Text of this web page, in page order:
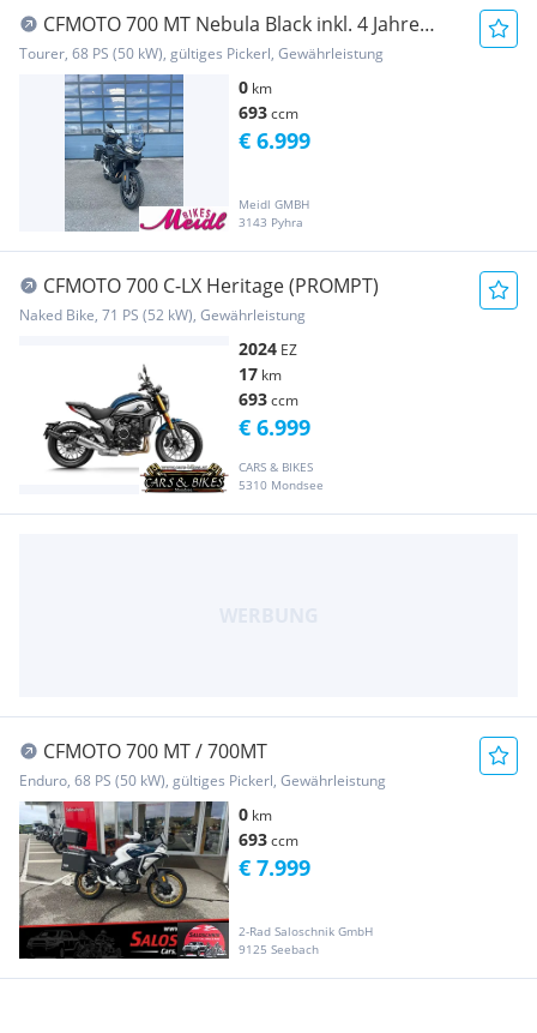
CFMOTO 700 MT Nebula Black inkl. 4 Jahre
Garantie! +++...
Tourer, 68 PS (50 kW), gültiges Pickerl, Gewährleistung
0 km
693ccm
Meidl GMBH
3143 Pyhra
€ 6.999
CFMOTO 700 C-LX Heritage (PROMPT)
Naked Bike, 71 PS (52 kW), Gewährleistung
2024 EZ
17 km
693ccm
CARS & BIKES
5310 Mondsee
€ 6.999
CFMOTO 700 MT / 700MT
Enduro, 68 PS (50 kW), gültiges Pickerl, Gewährleistung
0 km
693ccm
2-Rad Saloschnik GmbH
9125 Seebach
€ 7.999